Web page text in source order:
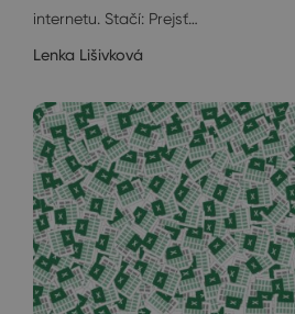
internetu. Stačí: Prejsť…
Lenka Lišivková